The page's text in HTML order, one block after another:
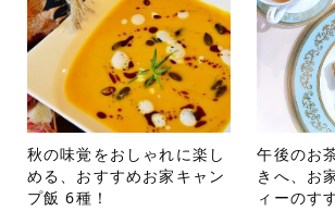
秋の味覚をおしゃれに楽し
める、おすすめお家キャン
プ飯 6種！
午後のお
きへ、お
ィーのす